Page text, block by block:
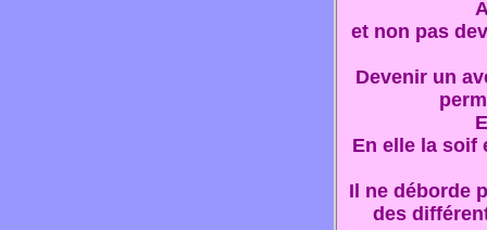
et non pas
Devenir un
En elle la soif
Il ne déborde
des